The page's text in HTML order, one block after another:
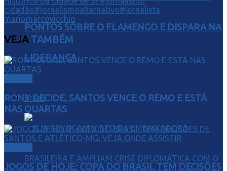
PONTOS SOBRE O FLAMENGO E DISPARA NA
LIDERANÇA
Brasil
cidadão#jornalismoalternativo#jornalista
mariomarcovicchio
VEJATAMBÉM
RONY DECIDE, SANTOS VENCE O REMO E ESTÁ
NAS QUARTAS
JOGOS DE HOJE: COPA DO BRASIL TEM DECISÕES